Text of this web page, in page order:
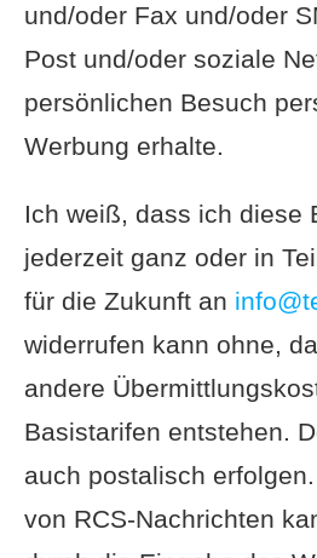
und/oder Fax und/oder
Post und/oder soziale
persönlichen Besuch
Werbung erhalte.
Ich weiß, dass ich diese
jederzeit ganz oder in
für die Zukunft an
widerrufen kann ohne,
andere
Basistarifen entstehen.
auch postalisch
von RCS-Nachrichten